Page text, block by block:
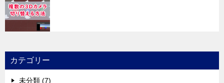
カテゴリー
未分類 (7)